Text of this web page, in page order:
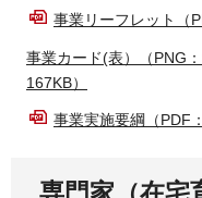
事業リーフレット（
事業カード(表）（PNG：
167KB）
事業実施要綱（PDF
専門家（在宅